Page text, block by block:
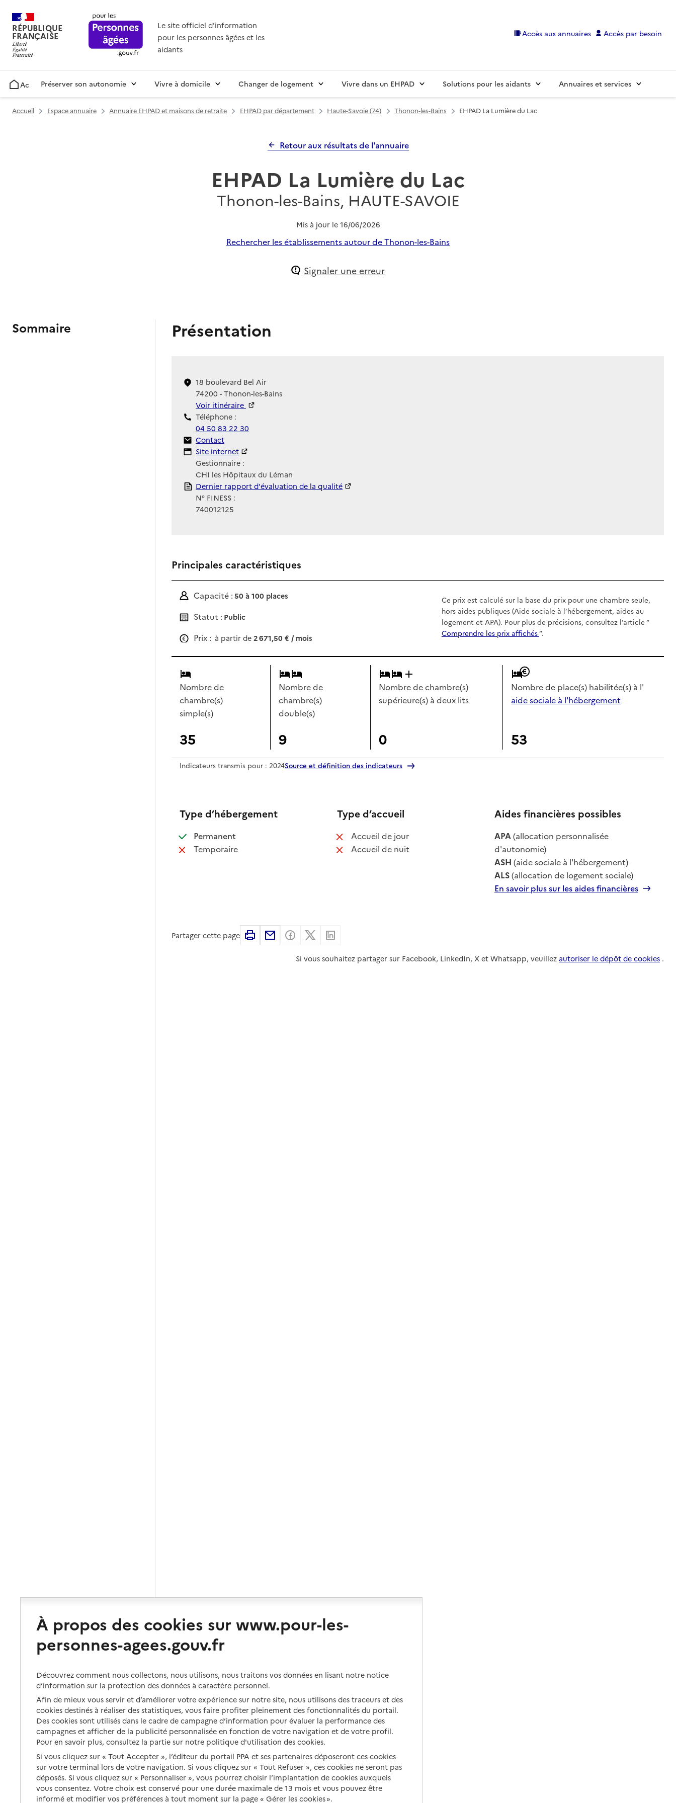
RÉPUBLIQUE
FRANÇAISE
Le site officiel d'information
pour les personnes âgées et les
aidants
Accès aux annuaires Accès par besoin
AccueilPréserver son autonomie Vivre à domicile Changer de logement Vivre dans un EHPAD Solutions pour les aidants Annuaires et services
Accueil Espace annuaire Annuaire EHPAD et maisons de retraite EHPAD par département Haute-Savoie (74) Thonon-les-Bains EHPAD La Lumière du Lac
Retour aux résultats de l'annuaire
EHPAD La Lumière du Lac
Thonon-les-Bains, HAUTE-SAVOIE
Mis à jour le 16/06/2026
Rechercher les établissements autour de Thonon-les-Bains
Signaler une erreur
Sommaire Présentation
18 boulevard Bel Air
74200 - Thonon-les-Bains
Voir itinéraire
Téléphone :
04 50 83 22 30
Contact
Contact
Site Internet
Site internet
Gestionnaire :
CHI les Hôpitaux du Léman
Rapport HAS
Dernier rapport d'évaluation de la qualité
N° FINESS :
740012125
Principales caractéristiques
Capacité : 50 à 100 places
Statut : Public
Prix : à partir de 2 671,50 € / mois
Ce prix est calculé sur la base du prix pour une chambre seule,
hors aides publiques (Aide sociale à l’hébergement, aides au
logement et APA). Pour plus de précisions, consultez l’article “
Comprendre les prix affichés”.
Nombre de
chambre(s)
simple(s)
35
Nombre de
chambre(s)
double(s)
9
Nombre de chambre(s)
supérieure(s) à deux lits
0
Nombre de place(s) habilitée(s) à l'
aide sociale à l'hébergement
53
Indicateurs transmis pour : 2024Source et définition des indicateurs
Type d’hébergement
Permanent: disponible
Temporaire: non disponible
Type d’accueil
Accueil de jour: non disponible
Accueil de nuit: non disponible
Aides financières possibles
APA(allocation personnalisée
d'autonomie)
ASH (aide sociale à l'hébergement)
ALS(allocation de logement sociale)
En savoir plus sur les aides financières
Partager cette page ImprimerPartager par email
Partager sur Facebook
Partager sur X
Si vous souhaitez partager sur Facebook, LinkedIn, X et Whatsapp, veuillez autoriser le dépôt de cookies .
À propos des cookies sur www.pour-les-
personnes-agees.gouv.fr
Découvrez comment nous collectons, nous utilisons, nous traitons vos données en lisant notre notice
d’information sur la protection des données à caractère personnel.
Afin de mieux vous servir et d’améliorer votre expérience sur notre site, nous utilisons des traceurs et des
cookies destinés à réaliser des statistiques, vous faire profiter pleinement des fonctionnalités du portail.
Des cookies sont utilisés dans le cadre de campagne d’information pour évaluer la performance des
campagnes et afficher de la publicité personnalisée en fonction de votre navigation et de votre profil.
Pour en savoir plus, consultez la partie sur notre politique d'utilisation des cookies.
Si vous cliquez sur « Tout Accepter », l’éditeur du portail PPA et ses partenaires déposeront ces cookies
sur votre terminal lors de votre navigation. Si vous cliquez sur « Tout Refuser », ces cookies ne seront pas
déposés. Si vous cliquez sur « Personnaliser », vous pourrez choisir l’implantation de cookies auxquels
vous consentez. Votre choix est conservé pour une durée maximale de 13 mois et vous pouvez être
informé et modifier vos préférences à tout moment sur la page « Gérer les cookies ».